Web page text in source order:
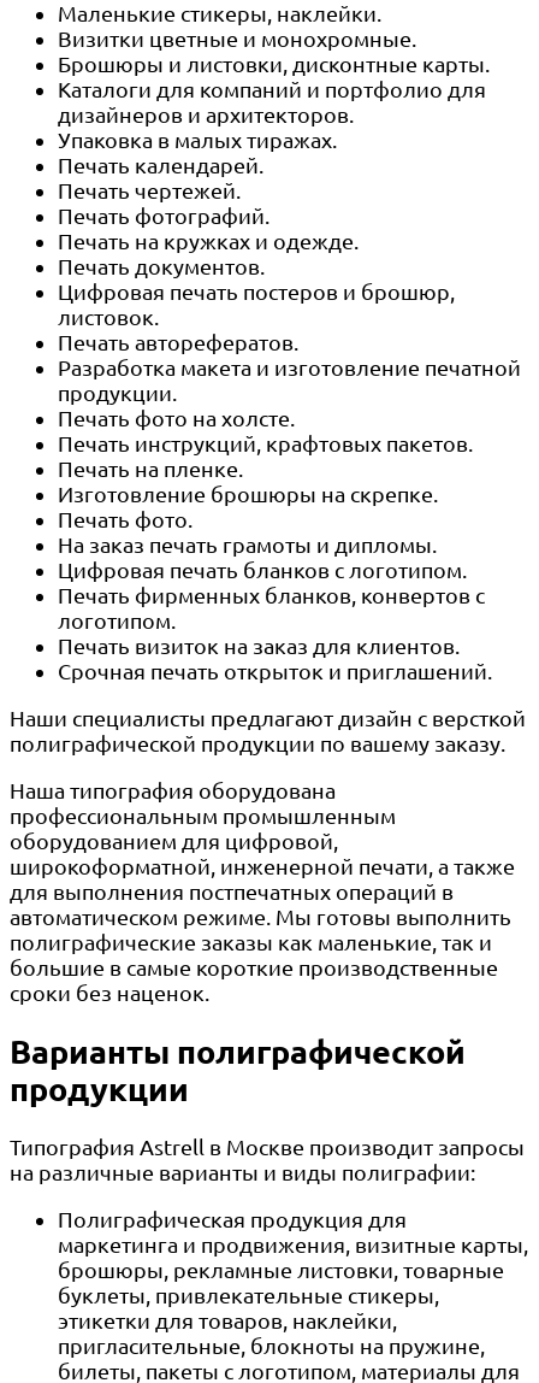
Маленькие стикеры, наклейки.
Визитки цветные и монохромные.
Брошюры и листовки, дисконтные карты.
Каталоги для компаний и портфолио для
дизайнеров и архитекторов.
Упаковка в малых тиражах.
Печать календарей.
Печать чертежей.
Печать фотографий.
Печать на кружках и одежде.
Печать документов.
Цифровая печать постеров и брошюр,
листовок.
Печать авторефератов.
Разработка макета и изготовление печатной
продукции.
Печать фото на холсте.
Печать инструкций, крафтовых пакетов.
Печать на пленке.
Изготовление брошюры на скрепке.
Печать фото.
На заказ печать грамоты и дипломы.
Цифровая печать бланков с логотипом.
Печать фирменных бланков, конвертов с
логотипом.
Печать визиток на заказ для клиентов.
Срочная печать открыток и приглашений.
Наши специалисты предлагают дизайн с версткой
полиграфической продукции по вашему заказу.
Наша типография оборудована
профессиональным промышленным
оборудованием для цифровой,
широкоформатной, инженерной печати, а также
для выполнения постпечатных операций в
автоматическом режиме. Мы готовы выполнить
полиграфические заказы как маленькие, так и
большие в самые короткие производственные
сроки без наценок.
Варианты полиграфической
продукции
Типография Astrell в Москве производит запросы
на различные варианты и виды полиграфии:
Полиграфическая продукция для
маркетинга и продвижения, визитные карты,
брошюры, рекламные листовки, товарные
буклеты, привлекательные стикеры,
этикетки для товаров, наклейки,
пригласительные, блокноты на пружине,
билеты, пакеты с логотипом, материалы для